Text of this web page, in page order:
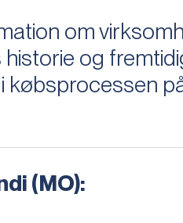
om
og
købsprocessen
(MO):